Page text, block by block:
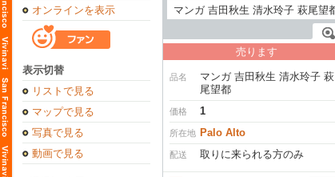
オンラインを表示
表示切替
リストで見る
マップで見る
写真で見る
動画で見る
売ります
品名
マンガ 吉田秋生 清水玲子 萩
尾望都
価格 1
所在地 Palo Alto
配送 取りに来られる方のみ